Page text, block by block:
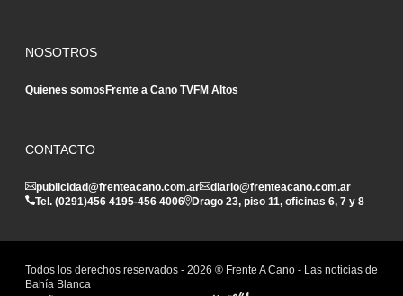
NOSOTROS
Quienes somosFrente a Cano TVFM Altos
CONTACTO
publicidad@frenteacano.com.ar
diario@frenteacano.com.ar
Tel. (0291)456 4195-456 4006 Drago 23, piso 11, oficinas 6, 7 y 8
Todos los derechos reservados - 2026 ® Frente A Cano - Las noticias de
Bahía Blanca